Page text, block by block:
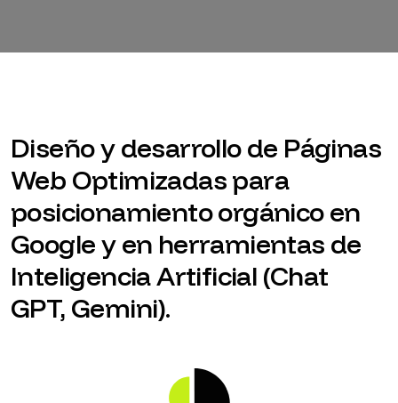
Diseño y desarrollo de Páginas
Web Optimizadas para
posicionamiento orgánico en
Google y en herramientas de
Inteligencia Artificial (Chat
GPT, Gemini).